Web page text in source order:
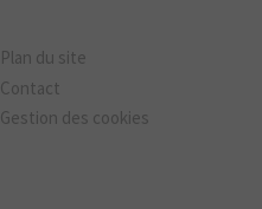
Plan du site
Contact
Gestion des cookies